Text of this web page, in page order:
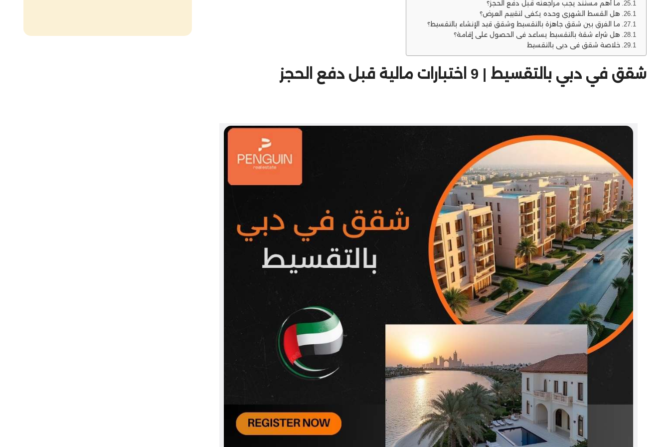
ما أهم مستند يجب مراجعته قبل دفع الحجز؟
هل القسط الشهري وحده يكفي لتقييم العرض؟
ما الفرق بين شقق جاهزة بالتقسيط وشقق قيد الإنشاء بالتقسيط؟
هل شراء شقة بالتقسيط يساعد في الحصول على إقامة؟
خلاصة شقق في دبي بالتقسيط
شقق في دبي بالتقسيط | 9 اختبارات مالية قبل دفع الحجز